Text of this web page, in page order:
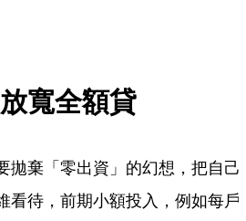
寬全額貸
拋棄「零出資」的幻想，把自己
看待，前期小額投入，例如每戶